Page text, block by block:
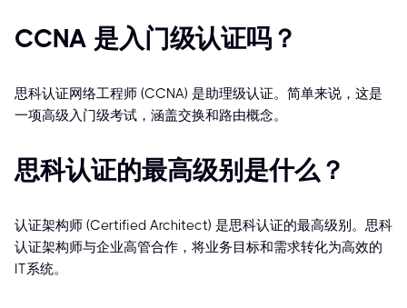
CCNA 是入门级认证吗？
思科认证网络工程师 (CCNA) 是助理级认证。简单来说，这是
一项高级入门级考试，涵盖交换和路由概念。
思科认证的最高级别是什么？
认证架构师 (Certified Architect) 是思科认证的最高级别。思科
认证架构师与企业高管合作，将业务目标和需求转化为高效的
IT系统。